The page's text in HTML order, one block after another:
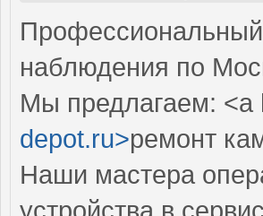
наблюдения по
Мы предлагаем: <a
depot.ru>ремонт
Наши мастера
устройства в